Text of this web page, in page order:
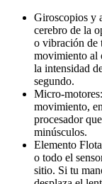
Giroscopios y
cerebro de la
o vibración de
movimiento al
la intensidad
segundo.
Micro-
movimiento,
procesador
minúsculos.
Elemento
o todo el
sitio. Si tu